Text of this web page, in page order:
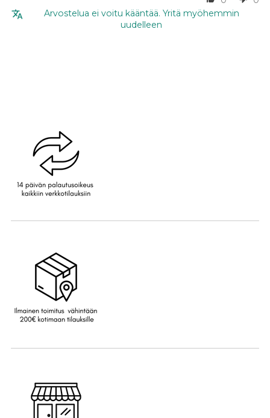
Arvostelua ei voitu kääntää. Yritä myöhemmin
uudelleen